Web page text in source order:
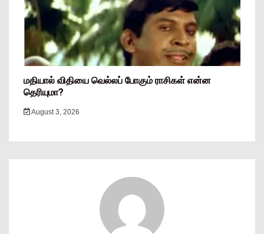
மதியால் விதியை வெல்லப் போகும் ராசிகள் என்ன
தெரியுமா?
August 3, 2026